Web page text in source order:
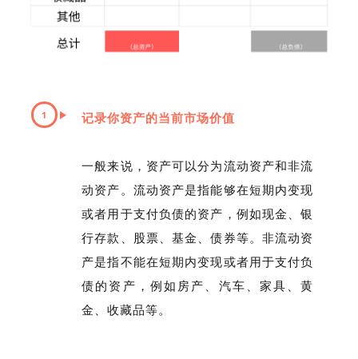
1 记录你资产的当前市场价值
一般来说，资产可以分为流动资产和非流
动资产。流动资产是指能够在短期内变现
或者用于支付负债的资产，例如现金、银
行存款、股票、基金、债券等。非流动资
产是指不能在短期内变现或者用于支付负
债的资产，例如房产、汽车、家具、黄
金、收藏品等。